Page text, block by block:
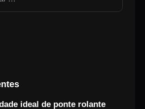
ideal de ponte rolante